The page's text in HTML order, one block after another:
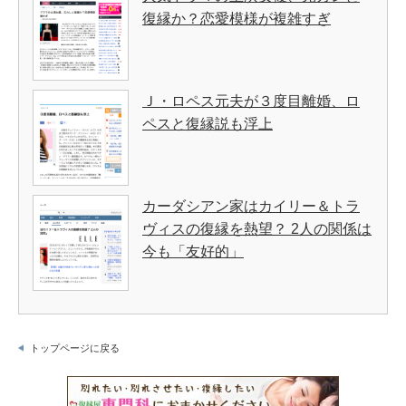
復縁か？恋愛模様が複雑すぎ
Ｊ・ロペス元夫が３度目離婚、ロ
ペスと復縁説も浮上
カーダシアン家はカイリー＆トラ
ヴィスの復縁を熱望？ 2人の関係は
今も「友好的」
トップページに戻る